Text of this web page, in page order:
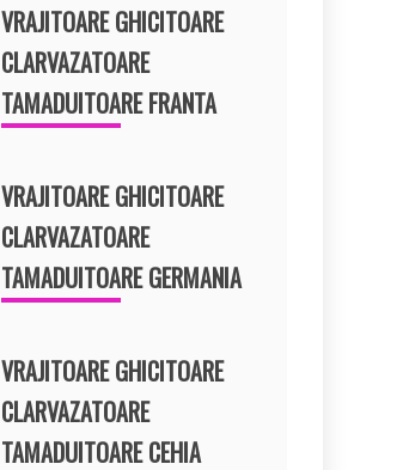
VRAJITOARE GHICITOARE
CLARVAZATOARE
TAMADUITOARE FRANTA
VRAJITOARE GHICITOARE
CLARVAZATOARE
TAMADUITOARE GERMANIA
VRAJITOARE GHICITOARE
CLARVAZATOARE
TAMADUITOARE CEHIA